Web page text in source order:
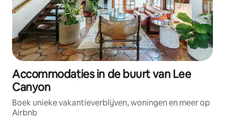
Accommodaties in de buurt van Lee
Canyon
Boek unieke vakantieverblijven, woningen en meer op
Airbnb